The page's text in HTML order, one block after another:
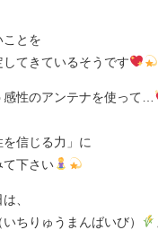
ことを
てきているそうです
性のアンテナを使って…
を信じる力」に
て下さい
、
いちりゅうまんばいび）